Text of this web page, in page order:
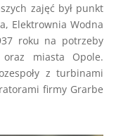
zajęć był punkt
Elektrownia Wodna
roku na potrzeby
miasta Opole.
z turbinami
firmy Grarbe